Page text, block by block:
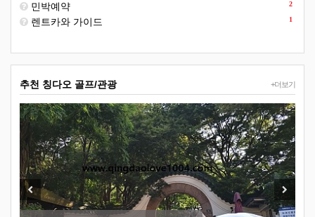
2
민박예약
1
렌트카와 가이드
+더보기
추천 칭다오 골프/관광
New
Previous Next